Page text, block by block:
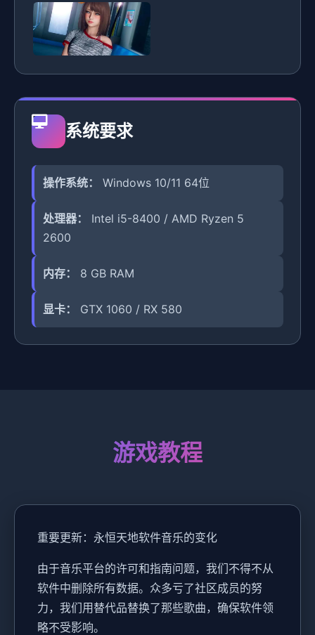
系统要求
操作系统： Windows 10/11 64位
处理器：
Intel i5-8400 / AMD Ryzen 5
2600
内存： 8 GB RAM
显卡： GTX 1060 / RX 580
游戏教程
重要更新：永恒天地软件音乐的变化
由于音乐平台的许可和指南问题，我们不得不从
软件中删除所有数据。众多亏了社区成员的努
力，我们用替代品替换了那些歌曲，确保软件领
略不受影响。